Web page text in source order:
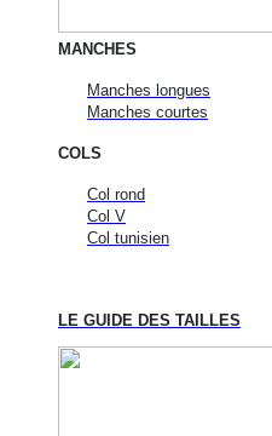
MANCHES
Manches longues
Manches courtes
COLS
Col rond
Col V
Col tunisien
LE GUIDE DES TAILLES